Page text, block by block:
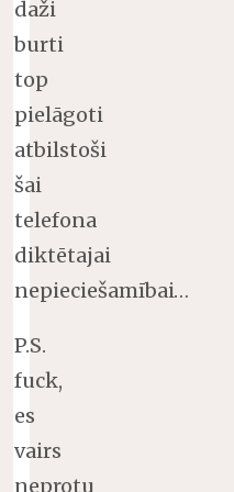
daži
burti
top
pielāgoti
atbilstoši
šai
telefona
diktētajai
nepieciešamībai…
P.S.
fuck,
es
vairs
neprotu